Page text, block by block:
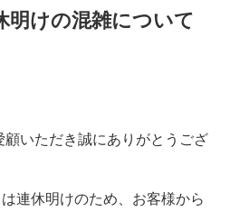
けの混雑について
いただき誠にありがとうござ
連休明けのため、お客様から